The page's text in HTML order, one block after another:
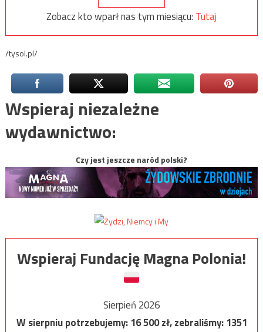
Zobacz kto wparł nas tym miesiącu: Tutaj
/tysol.pl/
Wspieraj niezależne
wydawnictwo:
Czy jest jeszcze naród polski?
Wspieraj Fundację Magna Polonia!
Sierpień 2026
W sierpniu potrzebujemy:16 500zł, zebraliśmy:1351